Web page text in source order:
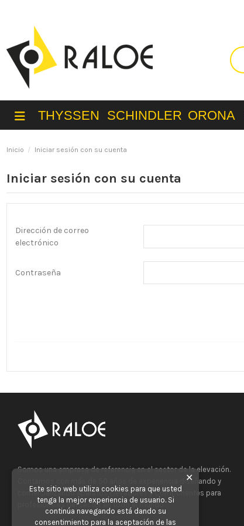
THYSSEN SCHINDLER ORONA
Inicio Iniciar sesión con su cuenta
Iniciar sesión con su cuenta
Dirección de correo
electrónico
Contraseña
Somos una empresa de referencia en el sector de la elevación.
Contamos con más de 50 años de experiencia diseñando y
comercializando Aparatos Elevadores y Componentes para
profesionales del sector en todo el mundo.
✕
Este sitio web utiliza cookies para que usted
tenga la mejor experiencia de usuario. Si
continúa navegando está dando su
consentimiento para la aceptación de las